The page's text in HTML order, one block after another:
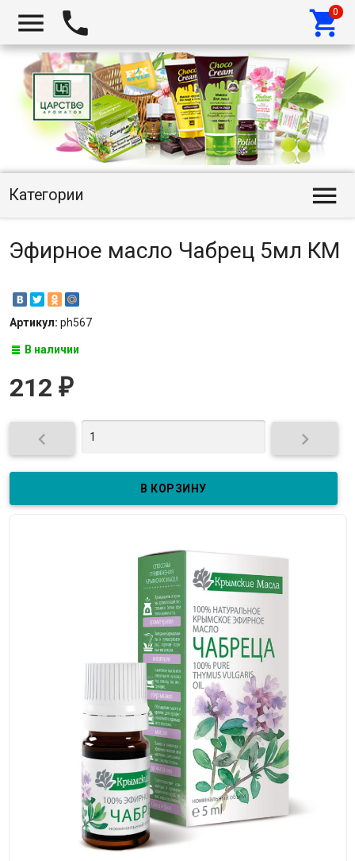
  
Категории 
Эфирное масло Чабрец 5мл КМ
Артикул: ph567
В наличии
212 ₽
 